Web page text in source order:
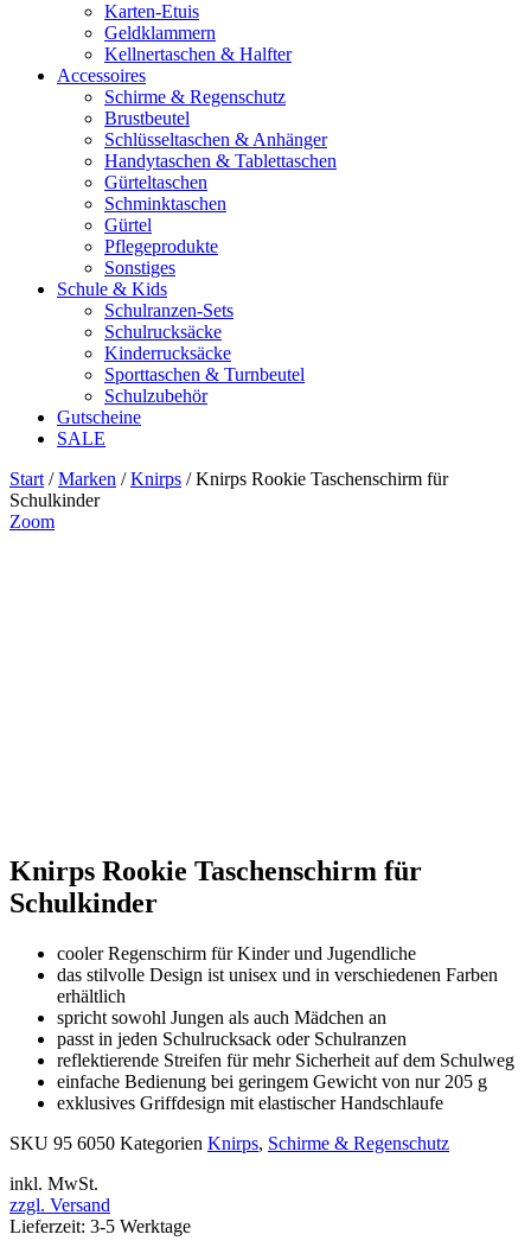
Karten-Etuis
Geldklammern
Kellnertaschen & Halfter
Accessoires
Schirme & Regenschutz
Brustbeutel
Schlüsseltaschen & Anhänger
Handytaschen & Tablettaschen
Gürteltaschen
Schminktaschen
Gürtel
Pflegeprodukte
Sonstiges
Schule & Kids
Schulranzen-Sets
Schulrucksäcke
Kinderrucksäcke
Sporttaschen & Turnbeutel
Schulzubehör
Gutscheine
SALE
Start /Marken /Knirps / Knirps Rookie Taschenschirm für
Schulkinder
Zoom
Knirps Rookie Taschenschirm für
Schulkinder
cooler Regenschirm für Kinder und Jugendliche
das stilvolle Design ist unisex und in verschiedenen Farben
erhältlich
spricht sowohl Jungen als auch Mädchen an
passt in jeden Schulrucksack oder Schulranzen
reflektierende Streifen für mehr Sicherheit auf dem Schulweg
einfache Bedienung bei geringem Gewicht von nur 205 g
exklusives Griffdesign mit elastischer Handschlaufe
SKU 95 6050 Kategorien Knirps, Schirme & Regenschutz
inkl. MwSt.
zzgl. Versand
Lieferzeit: 3-5 Werktage